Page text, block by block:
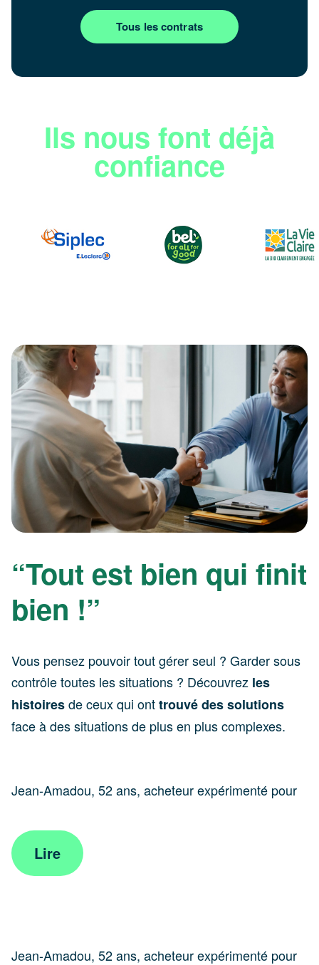
Tous les contrats
Ils nous font déjà
confiance
“Tout est bien qui finit
bien !”
Vous pensez pouvoir tout gérer seul ? Garder sous
contrôle toutes les situations ? Découvrez les
histoiresde ceux qui onttrouvé des solutions
face à des situations de plus en plus complexes.
Jean-Amadou, 52 ans, acheteur expérimenté pour
Lire
Jean-Amadou, 52 ans, acheteur expérimenté pour